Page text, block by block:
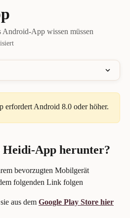
App wissen müssen
Android 8.0 oder höher.
Heidi-App herunter?
bevorzugten Mobilgerät
folgenden Link folgen
aus dem Google Play Store hier